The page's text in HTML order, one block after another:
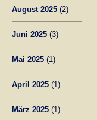
August 2025 (2)
Juni 2025 (3)
Mai 2025 (1)
April 2025 (1)
März 2025 (1)